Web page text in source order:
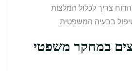
צריך לכלול המלצות
בבעיה המשפטית.
במחקר משפטי